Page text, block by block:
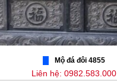
Mộ đá đôi 4855
Liên hệ: 0982.583.000